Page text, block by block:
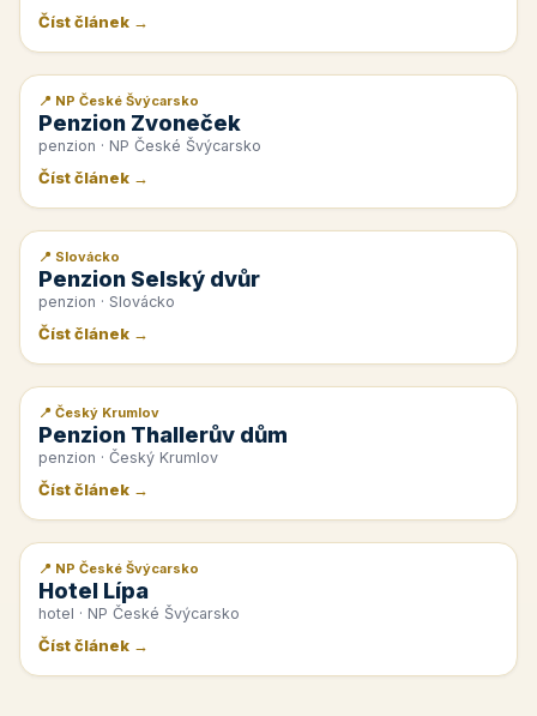
Číst článek →
📰 PR článek
📍 NP České Švýcarsko
Penzion Zvoneček
penzion · NP České Švýcarsko
Číst článek →
📰 PR článek
📍 Slovácko
Penzion Selský dvůr
penzion · Slovácko
Číst článek →
📰 PR článek
📍 Český Krumlov
Penzion Thallerův dům
penzion · Český Krumlov
Číst článek →
📰 PR článek
📍 NP České Švýcarsko
Hotel Lípa
hotel · NP České Švýcarsko
Číst článek →